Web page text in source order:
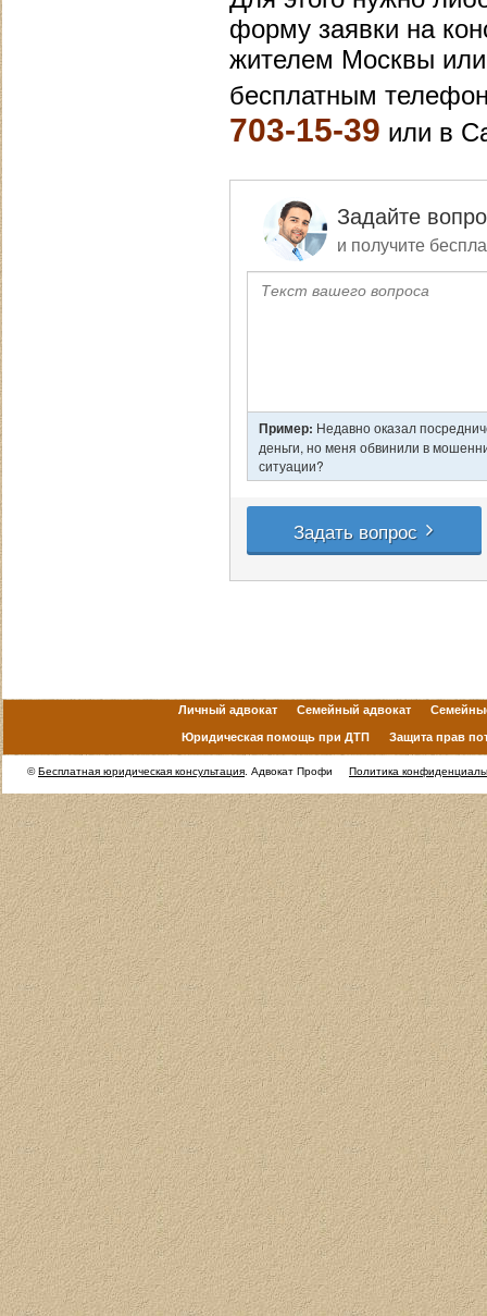
форму заявки на
жителем Москвы или
бесплатным
703-15-39 или в
Личный адвокат Семейный адвокат
Юридическая помощь при ДТП Защита прав
©Бесплатная юридическая консультация . Адвокат Профи Политика